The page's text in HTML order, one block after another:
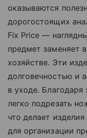
оказываются
дорогостоящих
Fix Price —
предмет заменяет
хозяйстве. Эти
долговечностью и
в уходе.
легко подрезать
что делает
для организации